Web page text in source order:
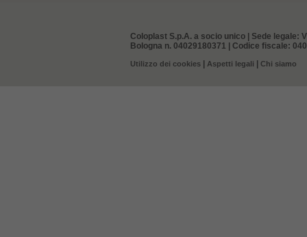
Coloplast S.p.A. a socio unico | Sede legale:
Bologna n. 04029180371 | Codice fiscale:
Utilizzo dei cookies Aspetti legali Chi siamo